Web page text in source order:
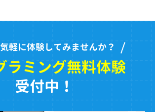
軽に体験してみませんか？
ラミング無料体験
受付中！